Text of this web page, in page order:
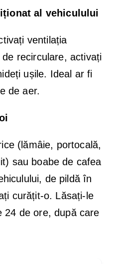
al vehiculului
ventilația
recirculare, activați
ușile. Ideal ar fi
de aer.
(lămâie, portocală,
sau boabe de cafea
de pildă în
curățit-o. Lăsați-le
24 de ore, după care